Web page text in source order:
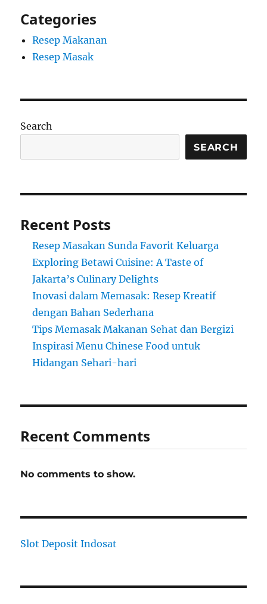
Categories
Resep Makanan
Resep Masak
Search
SEARCH
Recent Posts
Resep Masakan Sunda Favorit Keluarga
Exploring Betawi Cuisine: A Taste of
Jakarta’s Culinary Delights
Inovasi dalam Memasak: Resep Kreatif
dengan Bahan Sederhana
Tips Memasak Makanan Sehat dan Bergizi
Inspirasi Menu Chinese Food untuk
Hidangan Sehari-hari
Recent Comments
No comments to show.
Slot Deposit Indosat